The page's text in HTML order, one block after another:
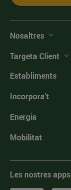
Nosaltres
Targeta Client
Establiments
Incorpora't
Energia
Mobilitat
Les nostres apps